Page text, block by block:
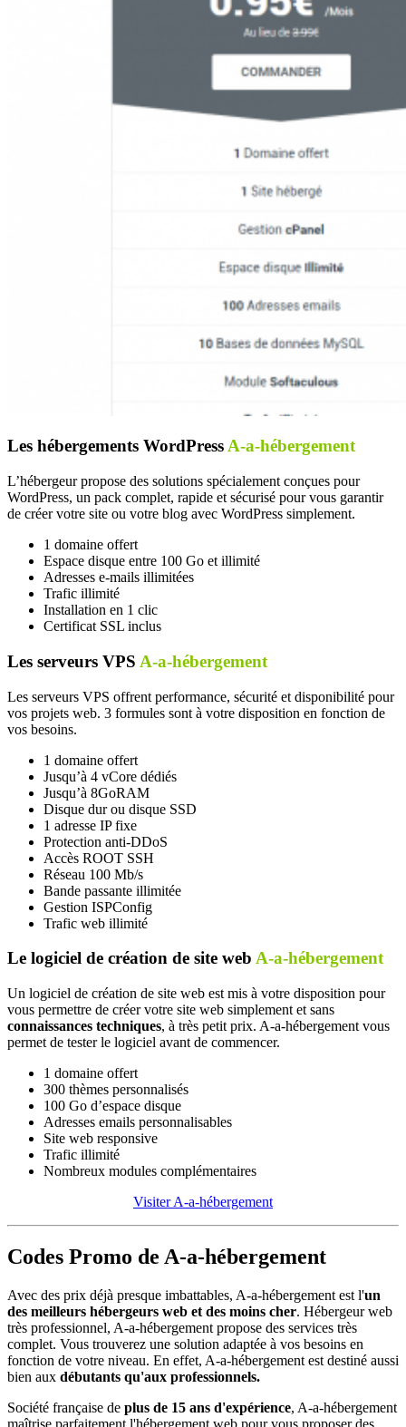
Les hébergements WordPressA-a-hébergement
L’hébergeur propose des solutions spécialement conçues pour
WordPress, un pack complet, rapide et sécurisé pour vous garantir
de créer votre site ou votre blog avec WordPress simplement.
1 domaine offert
Espace disque entre 100 Go et illimité
Adresses e-mails illimitées
Trafic illimité
Installation en 1 clic
Certificat SSL inclus
Les serveurs VPS A-a-hébergement
Les serveurs VPS offrent performance, sécurité et disponibilité pour
vos projets web. 3 formules sont à votre disposition en fonction de
vos besoins.
1 domaine offert
Jusqu’à 4 vCore dédiés
Jusqu’à 8GoRAM
Disque dur ou disque SSD
1 adresse IP fixe
Protection anti-DDoS
Accès ROOT SSH
Réseau 100 Mb/s
Bande passante illimitée
Gestion ISPConfig
Trafic web illimité
Le logiciel de création de site web A-a-hébergement
Un logiciel de création de site web est mis à votre disposition pour
vous permettre de créer votre site web simplement et sans
connaissances techniques, à très petit prix. A-a-hébergement vous
permet de tester le logiciel avant de commencer.
1 domaine offert
300 thèmes personnalisés
100 Go d’espace disque
Adresses emails personnalisables
Site web responsive
Trafic illimité
Nombreux modules complémentaires
Visiter A-a-hébergement
Codes Promo de A-a-hébergement
Avec des prix déjà presque imbattables, A-a-hébergement est l'un
des meilleurs hébergeurs web et des moins cher. Hébergeur web
très professionnel, A-a-hébergement propose des services très
complet. Vous trouverez une solution adaptée à vos besoins en
fonction de votre niveau. En effet, A-a-hébergement est destiné aussi
bien aux débutants qu'aux professionnels.
Société française de plus de 15 ans d'expérience, A-a-hébergement
maîtrise parfaitement l'hébergement web pour vous proposer des